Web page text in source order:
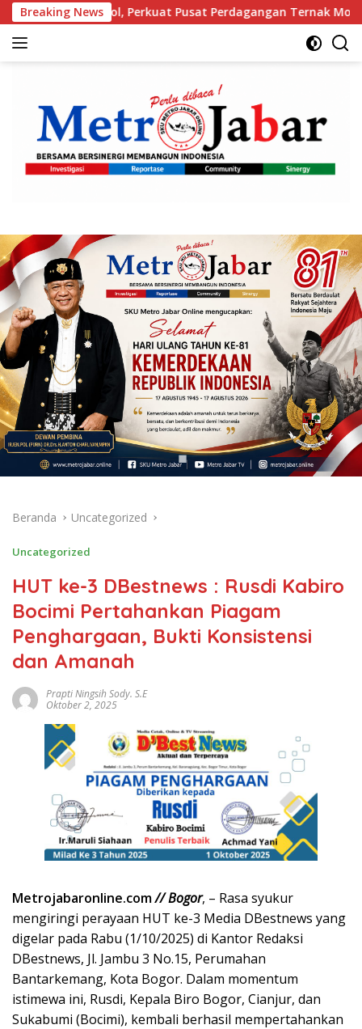
Langsung
ke
konten
Breaking News
Perkuat Pusat Perdagangan Ternak Modern
Beranda Uncategorized
Uncategorized
HUT ke-3 DBestnews : Rusdi Kabiro
Bocimi Pertahankan Piagam
Penghargaan, Bukti Konsistensi
dan Amanah
Prapti Ningsih Sody. S.E
Oktober 2, 2025
Metrojabaronline.com// Bogor, – Rasa syukur
mengiringi perayaan HUT ke-3 Media DBestnews yang
digelar pada Rabu (1/10/2025) di Kantor Redaksi
DBestnews, Jl. Jambu 3 No.15, Perumahan
Bantarkemang, Kota Bogor. Dalam momentum
istimewa ini, Rusdi, Kepala Biro Bogor, Cianjur, dan
Sukabumi (Bocimi), kembali berhasil mempertahankan